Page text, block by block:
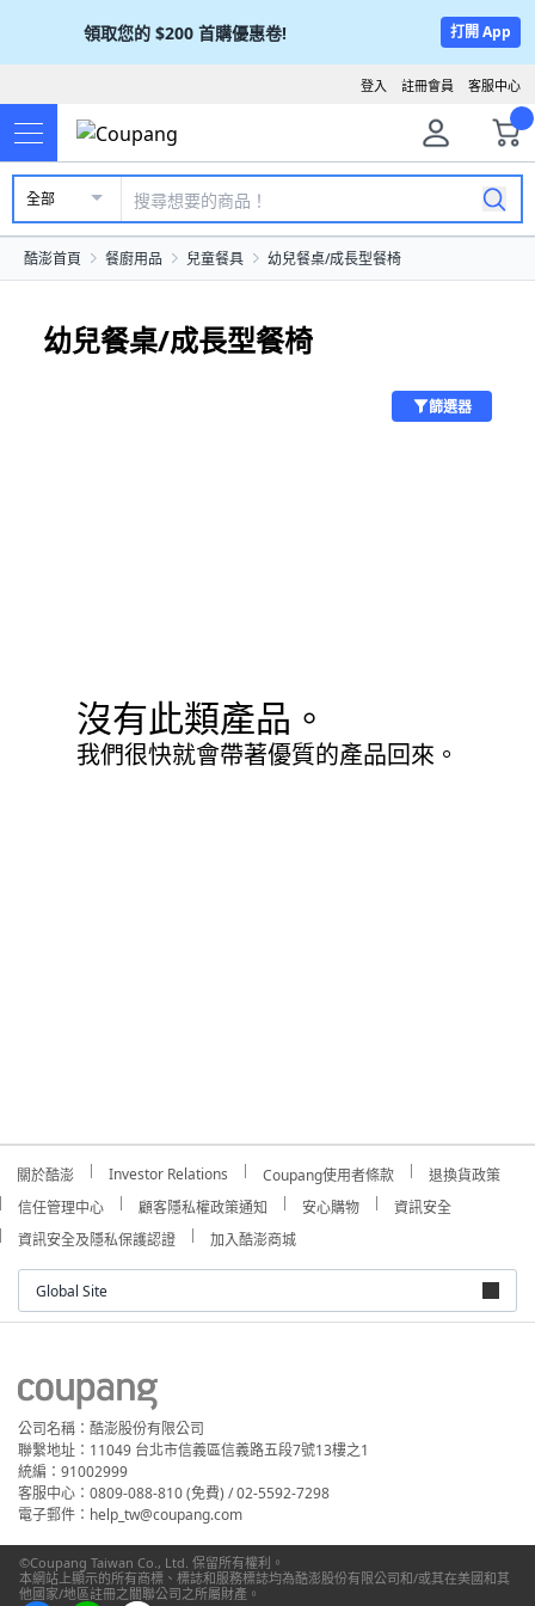
領取您的 $200 首購優惠卷! 打開 App
客服中心
註冊會員
登入
全部
酷澎首頁 餐廚用品 兒童餐具 幼兒餐桌/成長型餐椅
幼兒餐桌/成長型餐椅
篩選器
沒有此類產品。
我們很快就會帶著優質的產品回來。
關於酷澎 Investor Relations Coupang使用者條款
退換貨政策
信任管理中心
顧客隱私權政策通知 安心購物
資訊安全
資訊安全及隱私保護認證
加入酷澎商城
Global Site
公司名稱：酷澎股份有限公司
聯繫地址：11049 台北市信義區信義路五段7號13樓之1
統編：91002999
客服中心：0809-088-810 (免費) / 02-5592-7298
電子郵件：help_tw@coupang.com
©Coupang Taiwan Co., Ltd. 保留所有權利。
本網站上顯示的所有商標、標誌和服務標誌均為酷澎股份有限公司和/或其在美國和其
他國家/地區註冊之關聯公司之所屬財產。